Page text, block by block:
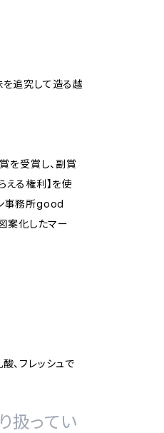
追究して造る越
を受賞し、副賞
える権利】を使
事務所good
案化したマー
、フレッシュで
扱ってい